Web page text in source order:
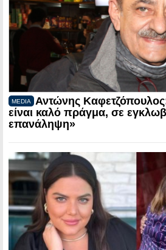
MEDIA
Αντώνης
είναι καλό πράγμα, σε
επανάληψη»